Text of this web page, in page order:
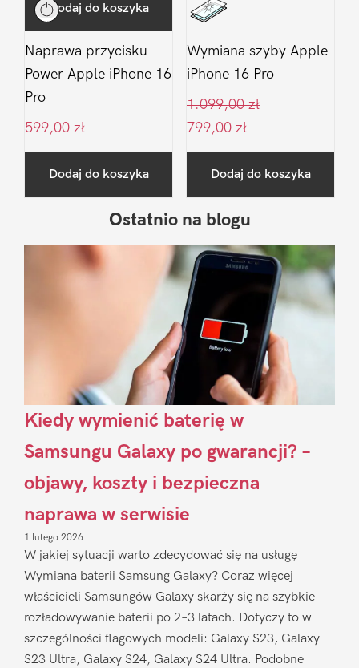
Dodaj do koszyka
Naprawa przycisku
Power Apple iPhone 16
Pro
599,00 zł
Dodaj do koszyka
Wymiana szyby Apple
iPhone 16 Pro
1.099,00zł
799,00 zł
Dodaj do koszyka
Sidebar
Ostatnio na blogu
Kiedy wymienić baterię w
Samsungu Galaxy po gwarancji? –
objawy, koszty i bezpieczna
naprawa w serwisie
1 lutego 2026
W jakiej sytuacji warto zdecydować się na usługę
Wymiana baterii Samsung Galaxy? Coraz więcej
właścicieli Samsungów Galaxy skarży się na szybkie
rozładowywanie baterii po 2–3 latach. Dotyczy to w
szczególności flagowych modeli: Galaxy S23, Galaxy
S23 Ultra, Galaxy S24, Galaxy S24 Ultra. Podobne